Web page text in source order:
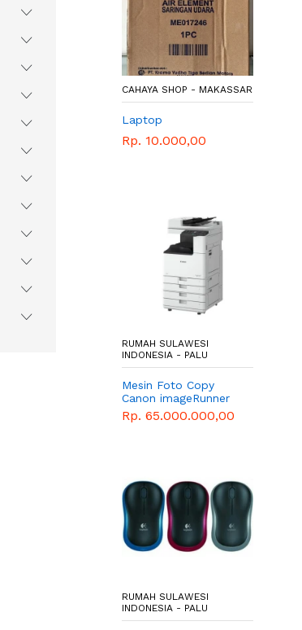
CAHAYA SHOP - MAKASSAR
Laptop
Rp. 10.000,00
RUMAH SULAWESI
INDONESIA - PALU
Mesin Foto Copy
Canon imageRunner
2925i / iR-2925i DADF
Mesin Fotocopy
Rp. 65.000.000,00
RUMAH SULAWESI
INDONESIA - PALU